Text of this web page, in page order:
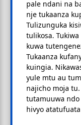
pale ndani na
nje tukaanza
Tulizunguka
tulikosa.
kuwa
Tukaanza
kuingia.
yule mtu au
najicho moja
tutamuuwa
hivyo